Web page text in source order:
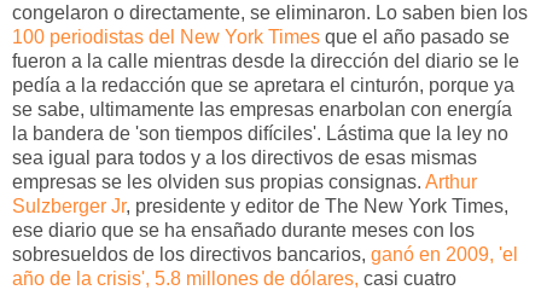
congelaron o directamente, se eliminaron. Lo saben bien los
100 periodistas del New York Times que el año pasado se
fueron a la calle mientras desde la dirección del diario se le
pedía a la redacción que se apretara el cinturón, porque ya
se sabe, ultimamente las empresas enarbolan con energía
la bandera de 'son tiempos difíciles'. Lástima que la ley no
sea igual para todos y a los directivos de esas mismas
empresas se les olviden sus propias consignas. Arthur
Sulzberger Jr, presidente y editor de The New York Times,
ese diario que se ha ensañado durante meses con los
sobresueldos de los directivos bancarios, ganó en 2009, 'el
año de la crisis', 5.8 millones de dólares, casi cuatro